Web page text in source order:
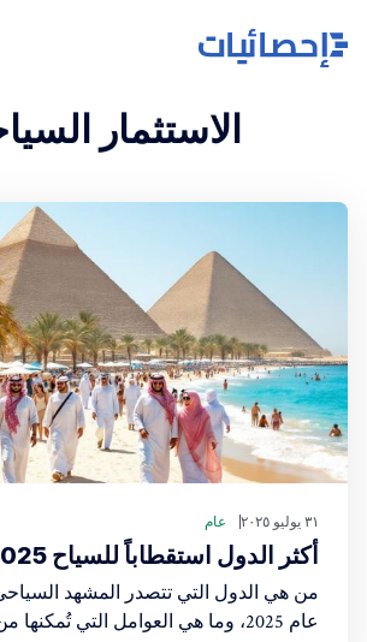
الاستثمار
٣١ يوليو ٢٠٢٥ عام
أكثر الدول استقطاباً للسياح 2025
من هي الدول التي تتصدر المشهد
عام 2025، وما هي العوامل التي